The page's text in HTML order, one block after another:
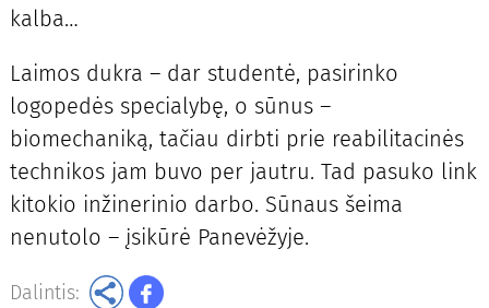
kalba…
Laimos dukra – dar studentė, pasirinko
logopedės specialybę, o sūnus –
biomechaniką, tačiau dirbti prie reabilitacinės
technikos jam buvo per jautru. Tad pasuko link
kitokio inžinerinio darbo. Sūnaus šeima
nenutolo – įsikūrė Panevėžyje.
Dalintis: